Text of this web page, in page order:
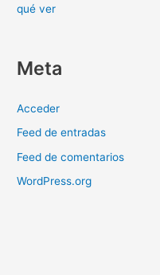
qué ver
Meta
Acceder
Feed de entradas
Feed de comentarios
WordPress.org